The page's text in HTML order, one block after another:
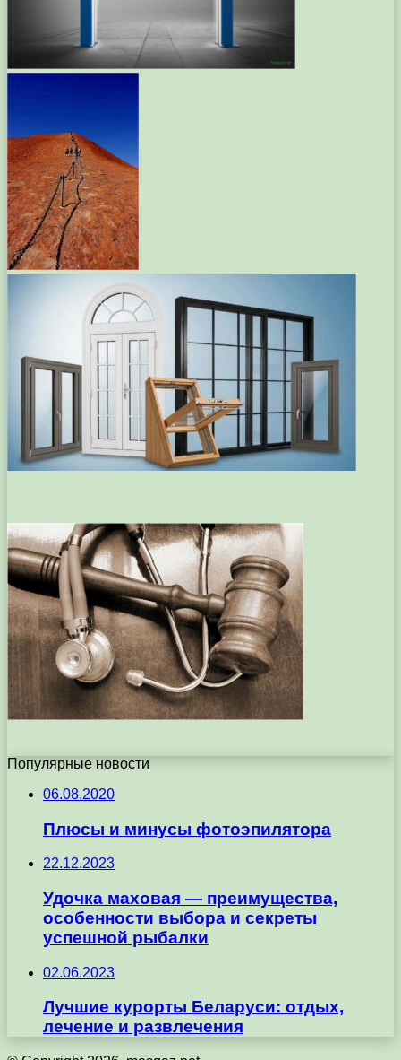
Популярные новости
06.08.2020
Плюсы и минусы фотоэпилятора
22.12.2023
Удочка маховая — преимущества,
особенности выбора и секреты
успешной рыбалки
02.06.2023
Лучшие курорты Беларуси: отдых,
лечение и развлечения